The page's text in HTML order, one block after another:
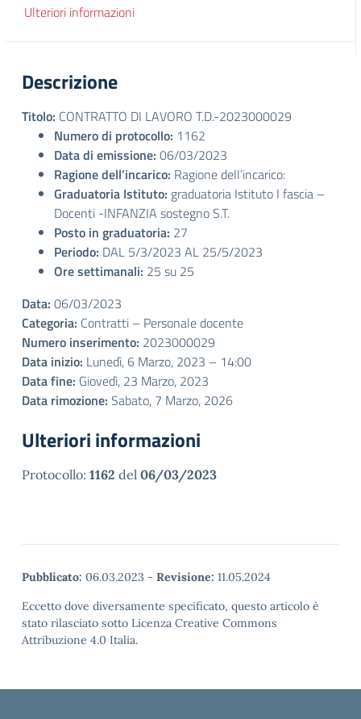
Ulteriori informazioni
Descrizione
Titolo: CONTRATTO DI LAVORO T.D.-2023000029
Numero di protocollo: 1162
Data di emissione: 06/03/2023
Ragione dell’incarico: Ragione dell’incarico:
Graduatoria Istituto: graduatoria Istituto I fascia –
Docenti -INFANZIA sostegno S.T.
Posto in graduatoria: 27
Periodo: DAL 5/3/2023 AL 25/5/2023
Ore settimanali: 25 su 25
Data: 06/03/2023
Categoria: Contratti – Personale docente
Numero inserimento: 2023000029
Data inizio: Lunedì, 6 Marzo, 2023 – 14:00
Data fine: Giovedì, 23 Marzo, 2023
Data rimozione: Sabato, 7 Marzo, 2026
Ulteriori informazioni
Protocollo: 1162 del 06/03/2023
Pubblicato: 06.03.2023 - Revisione: 11.05.2024
Eccetto dove diversamente specificato, questo articolo è
stato rilasciato sotto Licenza Creative Commons
Attribuzione 4.0 Italia.